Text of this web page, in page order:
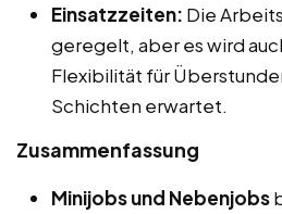
Einsatzzeiten: Die
geregelt, aber es wird
Flexibilität für
Schichten erwartet.
Zusammenfassung
Minijobs und Nebenjobs